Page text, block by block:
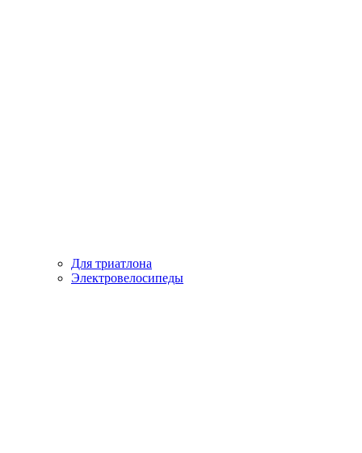
Для триатлона
Электровелосипеды